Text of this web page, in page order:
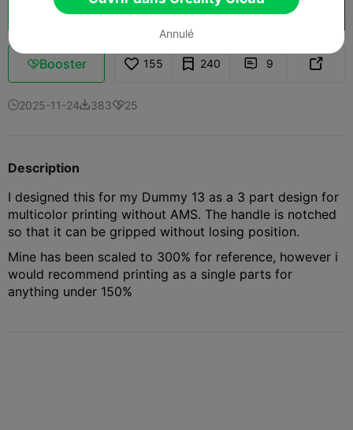
Découpes Ouvrir dans Creality Cloud
Booster 155 240  9 
2025-11-2438325
Description
I designed this for my Dummy 13 as a 3 part design for
multicolor printing without AMS. The handle is notched
so that it can be gripped without losing position.
Mine has been scaled to 300% for reference, however i
would recommend printing as a single parts for
anything under 150%
Annulé